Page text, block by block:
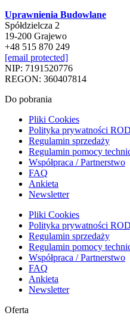
Uprawnienia Budowlane
Spółdzielcza 2
19-200 Grajewo
+48 515 870 249
[email protected]
NIP: 7191520776
REGON: 360407814
Do pobrania
Pliki Cookies
Polityka prywatności
Regulamin sprzedaży
Regulamin pomocy
Współpraca / Partnerstwo
FAQ
Ankieta
Newsletter
Pliki Cookies
Polityka prywatności
Regulamin sprzedaży
Regulamin pomocy
Współpraca / Partnerstwo
FAQ
Ankieta
Newsletter
Oferta